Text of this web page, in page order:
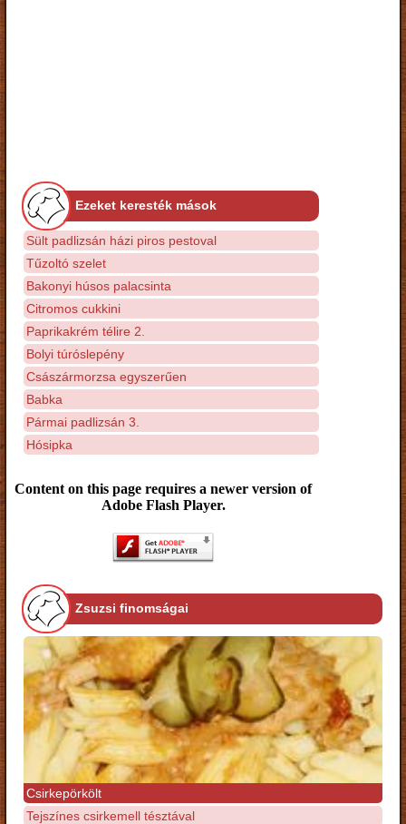
Ezeket keresték mások
Sült padlizsán házi piros pestoval
Tűzoltó szelet
Bakonyi húsos palacsinta
Citromos cukkini
Paprikakrém télire 2.
Bolyi túróslepény
Császármorzsa egyszerűen
Babka
Pármai padlizsán 3.
Hósipka
Content on this page requires a newer version of
Adobe Flash Player.
Zsuzsi finomságai
Csirkepörkölt
Tejszínes csirkemell tésztával